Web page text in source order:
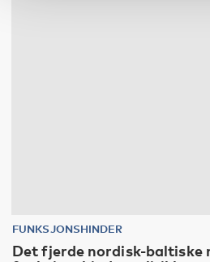
FUNKSJONSHINDER
Det fjerde nordisk-baltiske